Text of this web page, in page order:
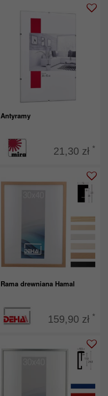
Antyramy
21,30 zł *
Rama drewniana Hamal
159,90 zł *